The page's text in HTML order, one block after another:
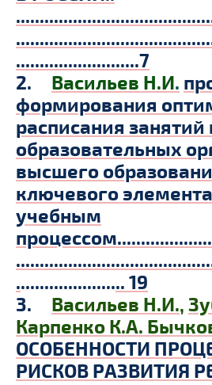
..........................7
2. Васильев Н.И.
формирования
расписания
образовательных
высшего
ключевого
учебным
процессом.
....................... 19
3. Васильев Н.И.,
Карпенко К.А.
ОСОБЕННОСТИ
РИСКОВ РАЗВИТИЯ